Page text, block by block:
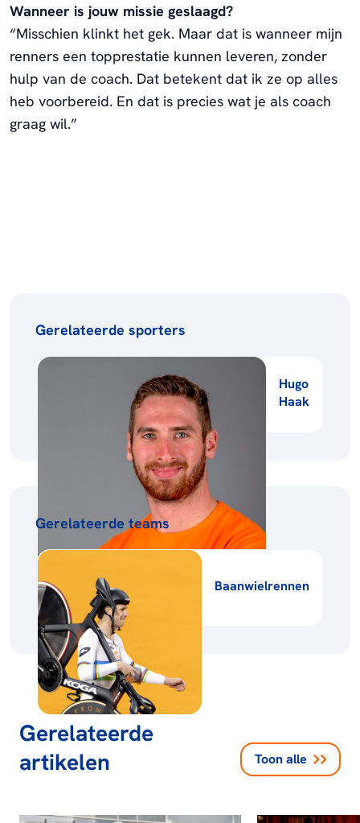
Wanneer is jouw missie geslaagd?
“Misschien klinkt het gek. Maar dat is wanneer mijn
renners een topprestatie kunnen leveren, zonder
hulp van de coach. Dat betekent dat ik ze op alles
heb voorbereid. En dat is precies wat je als coach
graag wil.”
Gerelateerde sporters
Hugo
Haak
Gerelateerde teams
Baanwielrennen
Gerelateerde
artikelen
Toon alle